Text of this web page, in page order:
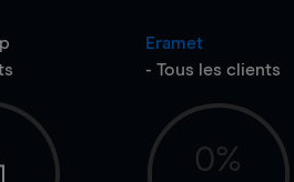
Eramet
- Tous les clients
0%